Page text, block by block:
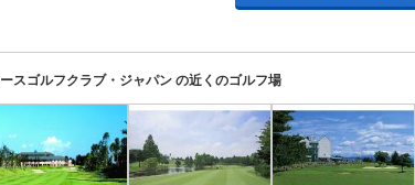
スゴルフクラブ・ジャパン の近くのゴルフ場